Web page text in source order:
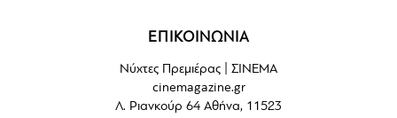
ΕΠΙΚΟΙΝΩΝΙΑ
Νύχτες Πρεμιέρας | ΣΙΝΕΜΑ
cinemagazine.gr
Λ. Ριανκούρ 64 Αθήνα, 11523